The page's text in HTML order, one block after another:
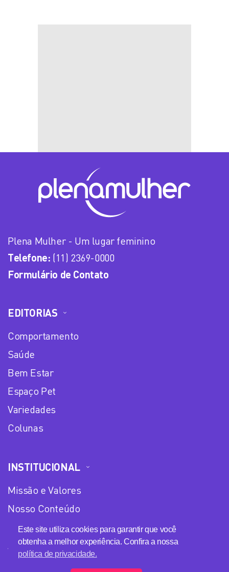
Este site utiliza cookies para garantir que você
obtenha a melhor experiência. Confira a nossa
política de privacidade.
Plena Mulher - Um lugar feminino
Telefone: (11) 2369-0000
Formulário de Contato
EDITORIAS
Comportamento
Saúde
Bem Estar
Espaço Pet
Variedades
Colunas
INSTITUCIONAL
Missão e Valores
Nosso Conteúdo
Equipe
Anuncie no Plena Mulher